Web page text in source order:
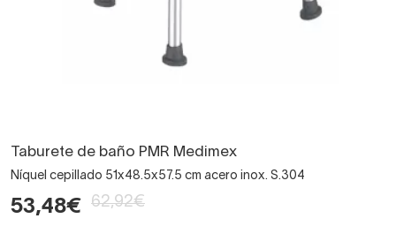
Taburete de baño PMR Medimex
Níquel cepillado 51x48.5x57.5 cm acero inox. S.304
53,48€ 62,92€